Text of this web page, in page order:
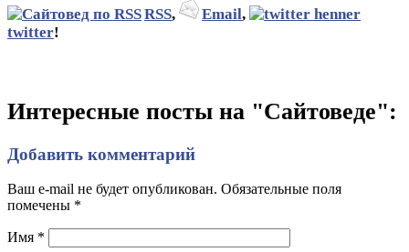
RSS, Email,
twitter!
Интересные посты на "Сайтоведе":
Добавить комментарий
Ваш e-mail не будет опубликован. Обязательные поля
помечены *
Имя *